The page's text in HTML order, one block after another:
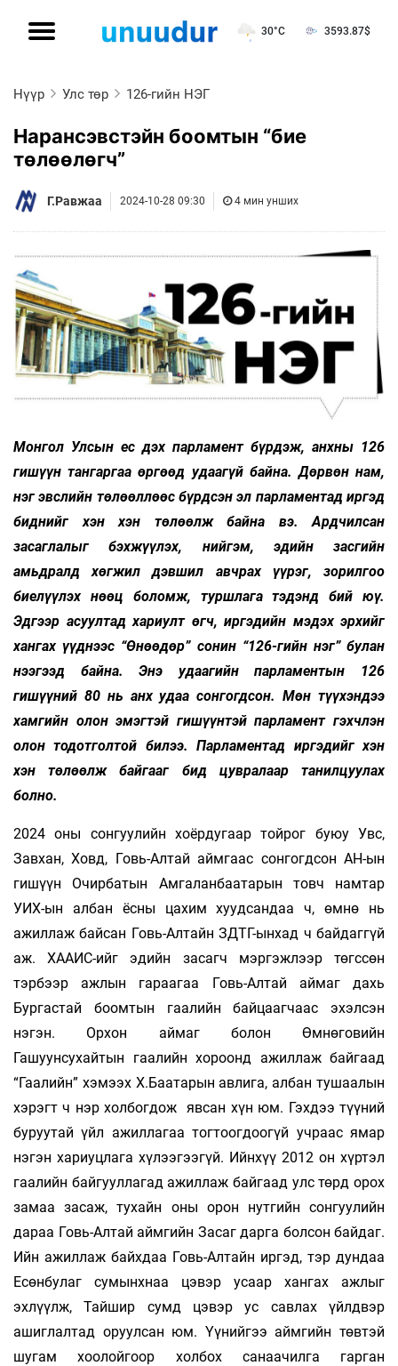
30°C 3593.87$
Нүүр Улс төр 126-гийн НЭГ
Нарансэвстэйн боомтын “бие
төлөөлөгч”
Г.Равжаа 2024-10-28 09:30 4 мин унших
Монгол Улсын ес дэх парламент бүрдэж, анхны 126
гишүүн тангаргаа өргөөд удаагүй байна. Дөрвөн нам,
нэг эвслийн төлөөллөөс бүрдсэн эл парламентад иргэд
биднийг хэн хэн төлөөлж байна вэ. Ардчилсан
засаглалыг бэхжүүлэх, нийгэм, эдийн засгийн
амьдралд хөгжил дэвшил авчрах үүрэг, зорилгоо
биелүүлэх нөөц боломж, туршлага тэдэнд бий юү.
Эдгээр асуултад хариулт өгч, иргэдийн мэдэх эрхийг
хангах үүднээс “Өнөөдөр” сонин “126-гийн нэг” булан
нээгээд байна. Энэ удаагийн парламентын 126
гишүүний 80 нь анх удаа сонгогдсон. Мөн түүхэндээ
хамгийн олон эмэгтэй гишүүнтэй парламент гэхчлэн
олон тодотголтой билээ. Парламентад иргэдийг хэн
хэн төлөөлж байгааг бид цувралаар танилцуулах
болно.
2024 оны сонгуулийн хоёрдугаар тойрог буюу Увс,
Завхан, Ховд, Говь-Алтай аймгаас сонгогдсон АН-ын
гишүүн Очирбатын Амгаланбаатарын товч намтар
УИХ-ын албан ёсны цахим хуудсандаа ч, өмнө нь
ажиллаж байсан Говь-Алтайн ЗДТГ-ынхад ч байдаггүй
аж. ХААИС-ийг эдийн засагч мэргэжлээр төгссөн
тэрбээр ажлын гараагаа Говь-Алтай аймаг дахь
Бургастай боомтын гаалийн байцаагчаас эхэлсэн
нэгэн. Орхон аймаг болон Өмнөговийн
Гашуунсухайтын гаалийн хороонд ажиллаж байгаад
“Гаалийн” хэмээх Х.Баатарын авлига, албан тушаалын
хэрэгт ч нэр холбогдож явсан хүн юм. Гэхдээ түүний
буруутай үйл ажиллагаа тогтоогдоогүй учраас ямар
нэгэн хариуцлага хүлээгээгүй. Ийнхүү 2012 он хүртэл
гаалийн байгууллагад ажиллаж байгаад улс төрд орох
замаа засаж, тухайн оны орон нутгийн сонгуулийн
дараа Говь-Алтай аймгийн Засаг дарга болсон байдаг.
Ийн ажиллаж байхдаа Говь-Алтайн иргэд, тэр дундаа
Есөнбулаг сумынхнаа цэвэр усаар хангах ажлыг
эхлүүлж, Тайшир сумд цэвэр ус савлах үйлдвэр
ашиглалтад оруулсан юм. Үүнийгээ аймгийн төвтэй
шугам хоолойгоор холбох санаачилга гарган